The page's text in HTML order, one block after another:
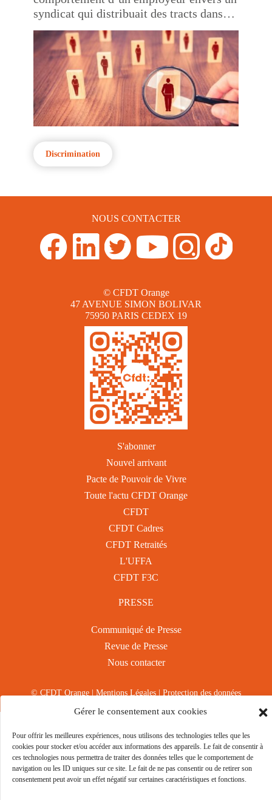
Gérer le consentement aux cookies
Pour offrir les meilleures expériences, nous utilisons des technologies telles que les
cookies pour stocker et/ou accéder aux informations des appareils. Le fait de consentir à
ces technologies nous permettra de traiter des données telles que le comportement de
navigation ou les ID uniques sur ce site. Le fait de ne pas consentir ou de retirer son
consentement peut avoir un effet négatif sur certaines caractéristiques et fonctions.
syndicat qui distribuait des tracts dans
l’entreprise
Discrimination
NOUS CONTACTER
© CFDT Orange
47 AVENUE SIMON BOLIVAR
75950 PARIS CEDEX 19
S'abonner
Nouvel arrivant
Pacte de Pouvoir de Vivre
Toute l'actu CFDT Orange
CFDT
CFDT Cadres
CFDT Retraités
L'UFFA
CFDT F3C
PRESSE
Communiqué de Presse
Revue de Presse
Nous contacter
© CFDT Orange | Mentions Légales
Protection des données